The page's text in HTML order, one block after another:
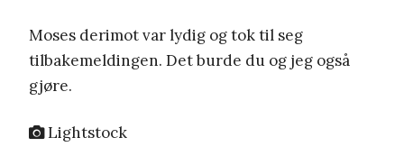
Moses derimot var lydig og tok til seg
tilbakemeldingen. Det burde du og jeg også
gjøre.
Lightstock